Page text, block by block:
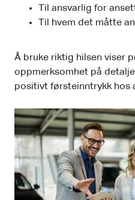
Til ansvarlig for
Til hvem det måtte
Å bruke riktig hilsen viser
oppmerksomhet på
positivt førsteinntrykk hos